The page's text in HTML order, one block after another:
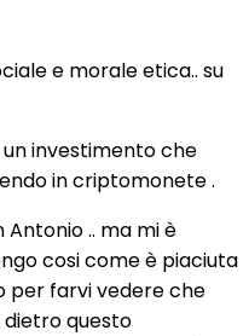
e morale etica.. su
investimento che
in criptomonete .
.. ma mi è
cosi come è piaciuta
per farvi vedere che
dietro questo